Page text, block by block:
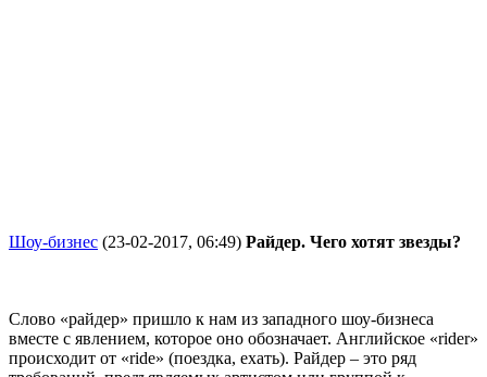
Шоу-бизнес (23-02-2017, 06:49) Райдер. Чего хотят звезды?
Слово «райдер» пришло к нам из западного шоу-бизнеса
вместе с явлением, которое оно обозначает. Английское «rider»
происходит от «ride» (поездка, ехать). Райдер – это ряд